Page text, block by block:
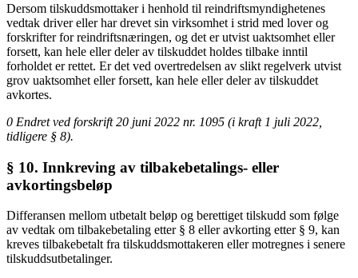
Dersom tilskuddsmottaker i henhold til reindriftsmyndighetenes
vedtak driver eller har drevet sin virksomhet i strid med lover og
forskrifter for reindriftsnæringen, og det er utvist uaktsomhet eller
forsett, kan hele eller deler av tilskuddet holdes tilbake inntil
forholdet er rettet. Er det ved overtredelsen av slikt regelverk utvist
grov uaktsomhet eller forsett, kan hele eller deler av tilskuddet
avkortes.
0 Endret ved forskrift 20 juni 2022 nr. 1095 (i kraft 1 juli 2022,
tidligere § 8).
§ 10. Innkreving av tilbakebetalings- eller
avkortingsbeløp
Differansen mellom utbetalt beløp og berettiget tilskudd som følge
av vedtak om tilbakebetaling etter § 8 eller avkorting etter § 9, kan
kreves tilbakebetalt fra tilskuddsmottakeren eller motregnes i senere
tilskuddsutbetalinger.